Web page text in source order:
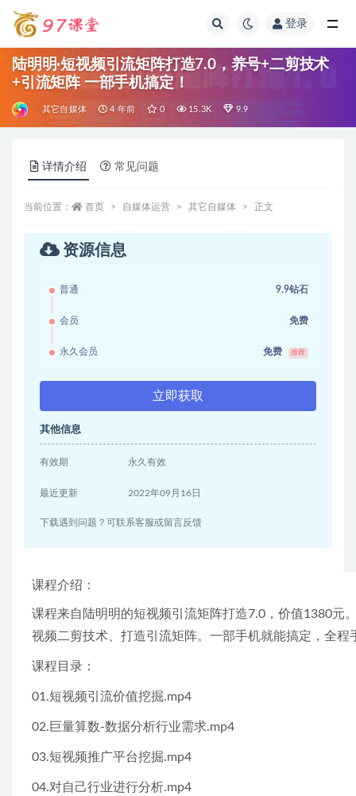
登录
陆明明·短视频引流矩阵打造7.0，养号+二剪技术
+引流矩阵 一部手机搞定！
其它自媒体 4 年前 0 15.3K 9.9
详情介绍 常见问题
当前位置： 首页 自媒体运营 其它自媒体 正文
资源信息
普通 9.9钻石
会员 免费
永久会员 免费 推荐
立即获取
其他信息
有效期 永久有效
最近更新 2022年09月16日
下载遇到问题？可联系客服或留言反馈
课程介绍：
课程来自陆明明的短视频引流矩阵打造7.0，价值1380元
视频二剪技术、打造引流矩阵。一部手机就能搞定，全程
课程目录：
01.短视频引流价值挖掘.mp4
02.巨量算数-数据分析行业需求.mp4
03.短视频推广平台挖掘.mp4
04.对自己行业进行分析.mp4